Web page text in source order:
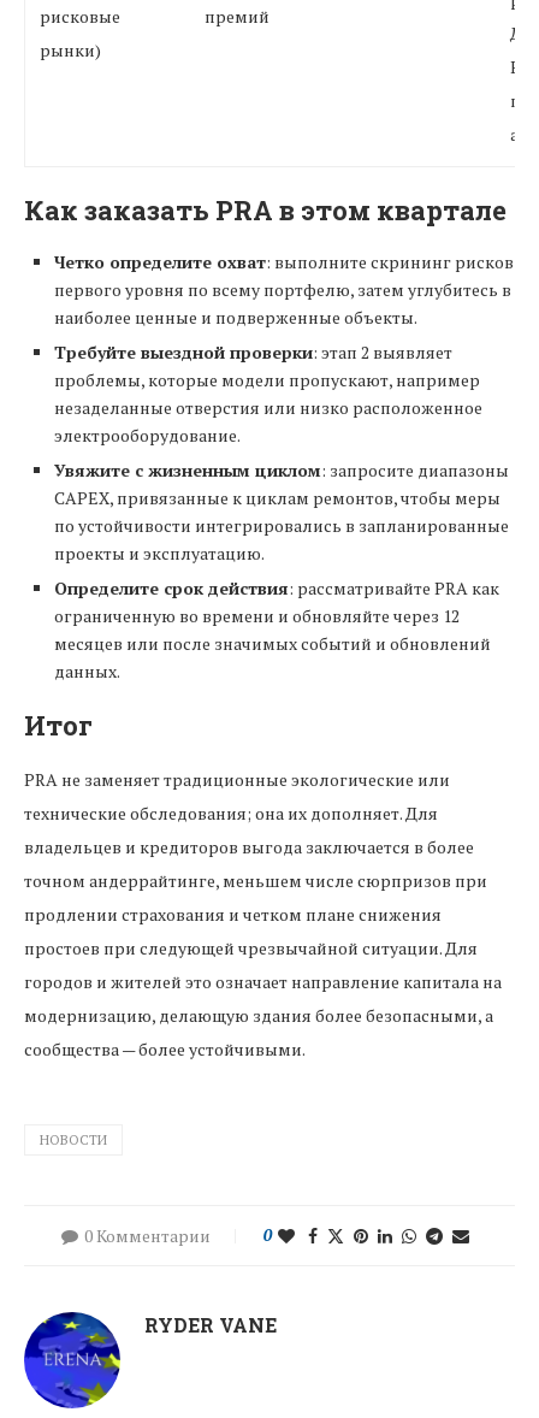
рисковые
рынки)
премий
Как заказать PRA в этом квартале
Четко определите охват: выполните скрининг рисков
первого уровня по всему портфелю, затем углубитесь в
наиболее ценные и подверженные объекты.
Требуйте выездной проверки: этап 2 выявляет
проблемы, которые модели пропускают, например
незаделанные отверстия или низко расположенное
электрооборудование.
Увяжите с жизненным циклом: запросите диапазоны
CAPEX, привязанные к циклам ремонтов, чтобы меры
по устойчивости интегрировались в запланированные
проекты и эксплуатацию.
Определите срок действия: рассматривайте PRA как
ограниченную во времени и обновляйте через 12
месяцев или после значимых событий и обновлений
данных.
Итог
PRA не заменяет традиционные экологические или
технические обследования; она их дополняет. Для
владельцев и кредиторов выгода заключается в более
точном андеррайтинге, меньшем числе сюрпризов при
продлении страхования и четком плане снижения
простоев при следующей чрезвычайной ситуации. Для
городов и жителей это означает направление капитала на
модернизацию, делающую здания более безопасными, а
сообщества — более устойчивыми.
НОВОСТИ
0 Комментарии 0
RYDER VANE